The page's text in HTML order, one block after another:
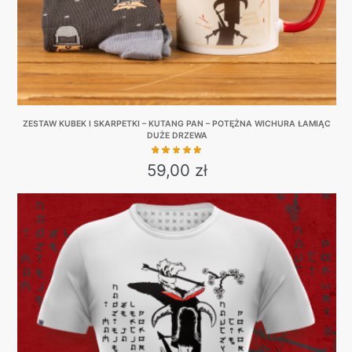
product
page
ZESTAW KUBEK I SKARPETKI – KUTANG PAN – POTĘŻNA WICHURA ŁAMIĄC
DUŻE DRZEWA
59,00 zł
This
product
has
variants.
The
options
may
be